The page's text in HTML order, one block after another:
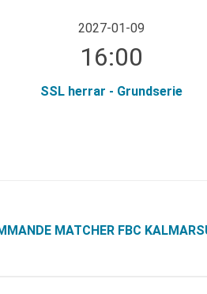
2027-01-09
16:00
SSL herrar - Grundserie
MATCHER FBC